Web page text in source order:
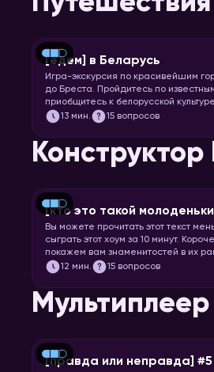
[едем] в Беларусь
Игра-экскурсия по красивейшим
до Бреста. Пройдитесь по
приобщитесь к белорусской
13 мин. 15 вопросов
Конструктор
[кто это такой
Вы можете прочитать этот текст
сыграть этот хоум за 10 минут.
покажем вам знаменитостей в их
задача – узнать их.
12 мин. 15 вопросов
Мультиплеер
[правда или неправда] #5